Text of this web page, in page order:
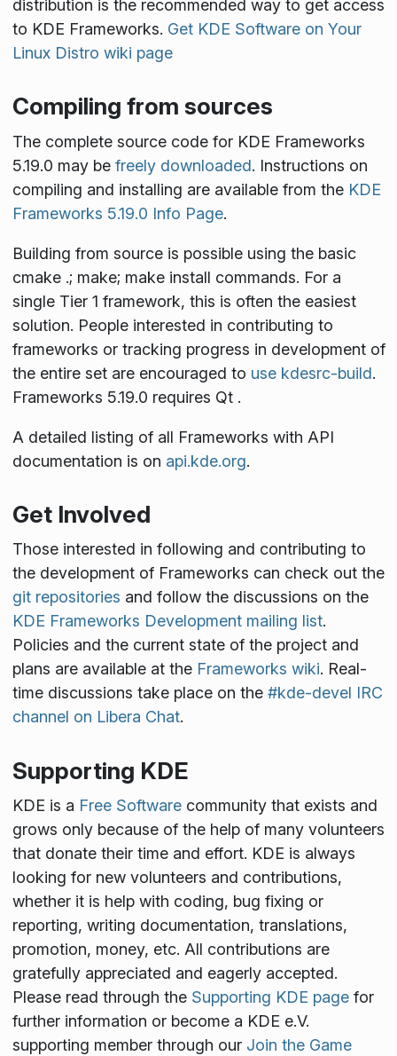
distribution is the recommended way to get access
to KDE Frameworks. Get KDE Software on Your
Linux Distro wiki page
Compiling from sources
The complete source code for KDE Frameworks
5.19.0 may be freely downloaded. Instructions on
compiling and installing are available from the KDE
Frameworks 5.19.0 Info Page.
Building from source is possible using the basic
cmake .; make; make install commands. For a
single Tier 1 framework, this is often the easiest
solution. People interested in contributing to
frameworks or tracking progress in development of
the entire set are encouraged to use kdesrc-build.
Frameworks 5.19.0 requires Qt .
A detailed listing of all Frameworks with API
documentation is on api.kde.org.
Get Involved
Those interested in following and contributing to
the development of Frameworks can check out the
git repositories and follow the discussions on the
KDE Frameworks Development mailing list.
Policies and the current state of the project and
plans are available at the Frameworks wiki. Real-
time discussions take place on the #kde-devel IRC
channel on Libera Chat.
Supporting KDE
KDE is a Free Softwarecommunity that exists and
grows only because of the help of many volunteers
that donate their time and effort. KDE is always
looking for new volunteers and contributions,
whether it is help with coding, bug fixing or
reporting, writing documentation, translations,
promotion, money, etc. All contributions are
gratefully appreciated and eagerly accepted.
Please read through the Supporting KDE pagefor
further information or become a KDE e.V.
supporting member through our Join the Game